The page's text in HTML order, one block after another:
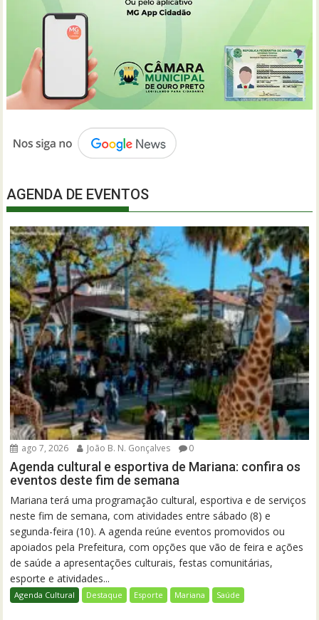
AGENDA DE EVENTOS
ago 7, 2026 João B. N. Gonçalves 0
Agenda cultural e esportiva de Mariana: confira os
eventos deste fim de semana
Mariana terá uma programação cultural, esportiva e de serviços
neste fim de semana, com atividades entre sábado (8) e
segunda-feira (10). A agenda reúne eventos promovidos ou
apoiados pela Prefeitura, com opções que vão de feira e ações
de saúde a apresentações culturais, festas comunitárias,
esporte e atividades...
Agenda Cultural Destaque Esporte Mariana Saúde